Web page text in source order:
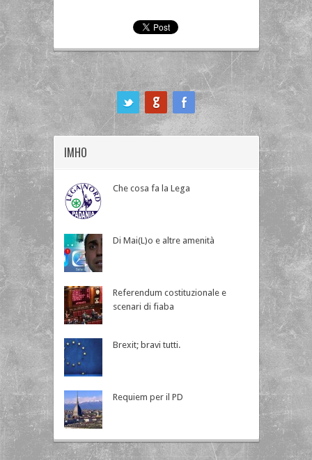
IMHO
Che cosa fa la Lega
Di Mai(L)o e altre amenità
Referendum costituzionale e
scenari di fiaba
Brexit; bravi tutti.
Requiem per il PD